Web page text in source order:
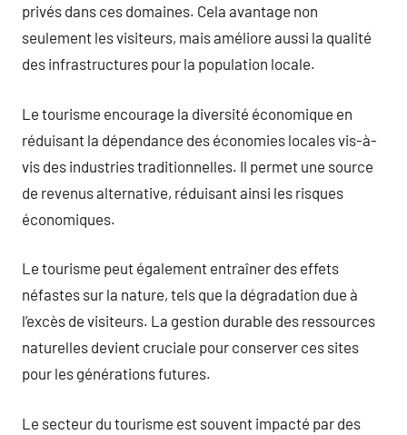
privés dans ces domaines. Cela avantage non
seulement les visiteurs, mais améliore aussi la qualité
des infrastructures pour la population locale.
Le tourisme encourage la diversité économique en
réduisant la dépendance des économies locales vis-à-
vis des industries traditionnelles. Il permet une source
de revenus alternative, réduisant ainsi les risques
économiques.
Le tourisme peut également entraîner des effets
néfastes sur la nature, tels que la dégradation due à
l’excès de visiteurs. La gestion durable des ressources
naturelles devient cruciale pour conserver ces sites
pour les générations futures.
Le secteur du tourisme est souvent impacté par des